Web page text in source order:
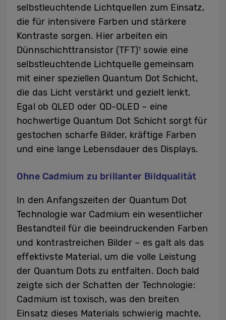
selbstleuchtende Lichtquellen zum Einsatz,
die für intensivere Farben und stärkere
Kontraste sorgen. Hier arbeiten ein
Dünnschichttransistor (TFT)1 sowie eine
selbstleuchtende Lichtquelle gemeinsam
mit einer speziellen Quantum Dot Schicht,
die das Licht verstärkt und gezielt lenkt.
Egal ob QLED oder QD-OLED – eine
hochwertige Quantum Dot Schicht sorgt für
gestochen scharfe Bilder, kräftige Farben
und eine lange Lebensdauer des Displays.
Ohne Cadmium zu brillanter Bildqualität
In den Anfangszeiten der Quantum Dot
Technologie war Cadmium ein wesentlicher
Bestandteil für die beeindruckenden Farben
und kontrastreichen Bilder – es galt als das
effektivste Material, um die volle Leistung
der Quantum Dots zu entfalten. Doch bald
zeigte sich der Schatten der Technologie:
Cadmium ist toxisch, was den breiten
Einsatz dieses Materials schwierig machte,